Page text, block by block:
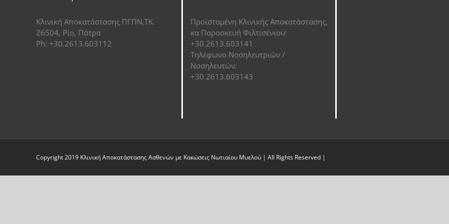
Κλινική Αποκατάστασης ΠΓΠΝ,ΤΚ.
26504, Ρίο, Πάτρα
Ph: +30.2613.603112
Προϊσταμένη Κλινικής Αποκατάστασης,
κα Παρασκευή Φιλτισένιου:
+30.2613.603141
Τηλέφωνο Νοσηλευτριών /
Νοσηλευτών:
+30.2613.603143
Copyright 2019 Κλινική Αποκατάστασης Ασθενών με Κακώσεις Νωτιαίου Μυελού | All Rights Reserved |